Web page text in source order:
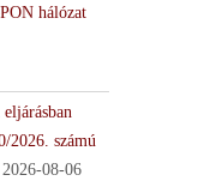
hálózat
2026. számú
2026-08-06